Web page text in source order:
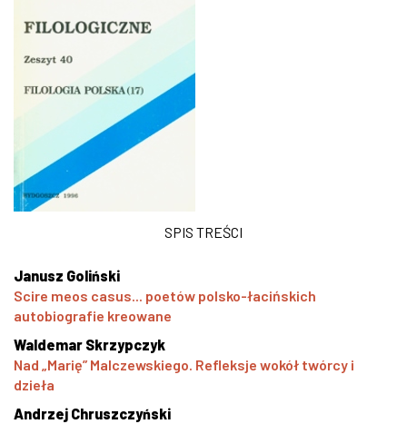
SPIS TREŚCI
Janusz Goliński
Scire meos casus... poetów polsko-łacińskich
autobiografie kreowane
Waldemar Skrzypczyk
Nad „Marię” Malczewskiego. Refleksje wokół twórcy i
dzieła
Andrzej Chruszczyński